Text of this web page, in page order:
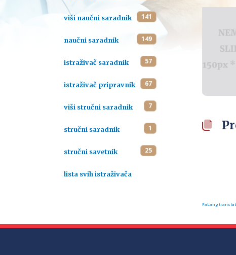
viši naučni saradnik 141
naučni saradnik 149
istraživač saradnik 57
istraživač pripravnik 67
viši stručni saradnik 7
stručni saradnik 1
stručni savetnik 25
lista svih istraživača
FaLang